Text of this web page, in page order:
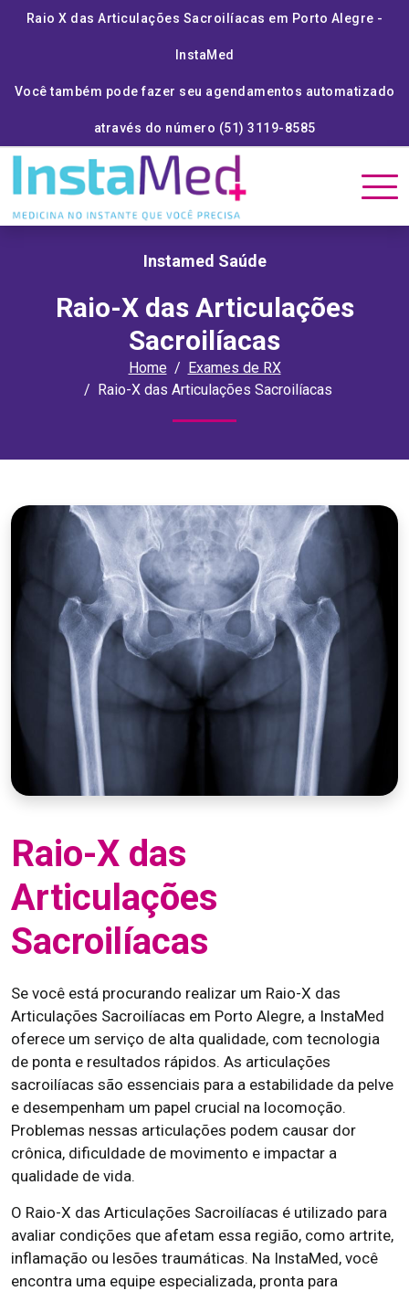
Raio X das Articulações Sacroilíacas em Porto Alegre -
InstaMed
Você também pode fazer seu agendamentos automatizado
através do número (51) 3119-8585
Instamed Saúde
Raio-X das Articulações
Sacroilíacas
Home
Exames de RX
Raio-X das Articulações Sacroilíacas
Raio-X das
Articulações
Sacroilíacas
Se você está procurando realizar um Raio-X das
Articulações Sacroilíacas em Porto Alegre, a InstaMed
oferece um serviço de alta qualidade, com tecnologia
de ponta e resultados rápidos. As articulações
sacroilíacas são essenciais para a estabilidade da pelve
e desempenham um papel crucial na locomoção.
Problemas nessas articulações podem causar dor
crônica, dificuldade de movimento e impactar a
qualidade de vida.
O Raio-X das Articulações Sacroilíacas é utilizado para
avaliar condições que afetam essa região, como artrite,
inflamação ou lesões traumáticas. Na InstaMed, você
encontra uma equipe especializada, pronta para